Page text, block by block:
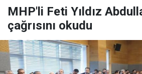
MHP'li Feti Yıldız
çağrısını okudu